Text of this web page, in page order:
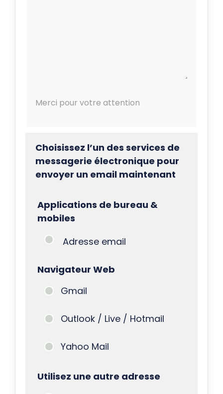
Merci pour votre attention
Choisissez l’un des services de
messagerie électronique pour
envoyer un email maintenant
Applications de bureau &
mobiles
Adresse email
Navigateur Web
Gmail
Outlook / Live / Hotmail
Yahoo Mail
Utilisez une autre adresse